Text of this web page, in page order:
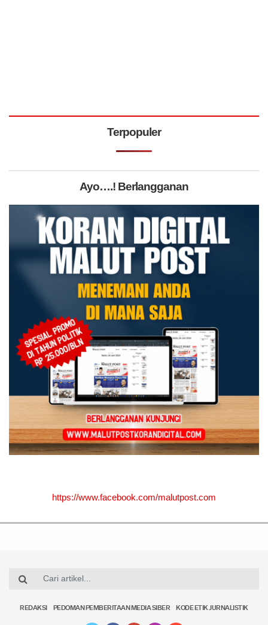
Terpopuler
Ayo….! Berlangganan
https://www.facebook.com/malutpost.com
REDAKSI PEDOMAN PEMBERITAAN MEDIA SIBER KODE ETIK JURNALISTIK